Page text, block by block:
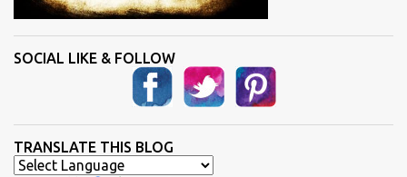
SOCIAL LIKE & FOLLOW
TRANSLATE THIS BLOG